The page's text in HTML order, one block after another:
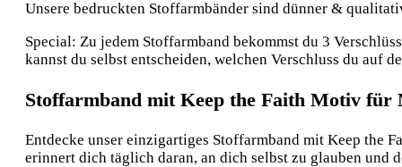
Unsere bedruckten Stoffarmbänder sind dünner &
Special: Zu jedem Stoffarmband bekommst du 3
kannst du selbst entscheiden, welchen Verschluss du auf
Stoffarmband mit Keep the Faith Motiv für
Entdecke unser einzigartiges Stoffarmband mit Keep the
erinnert dich täglich daran, an dich selbst zu glauben und